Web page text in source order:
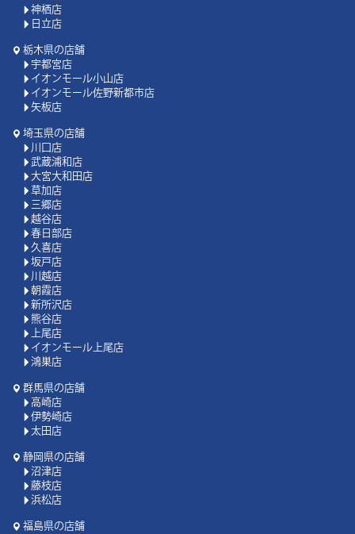
神栖店
日立店
栃木県の店舗
宇都宮店
イオンモール小山店
イオンモール佐野新都市店
矢板店
埼玉県の店舗
川口店
武蔵浦和店
大宮大和田店
草加店
三郷店
越谷店
春日部店
久喜店
坂戸店
川越店
朝霞店
新所沢店
熊谷店
上尾店
イオンモール上尾店
鴻巣店
群馬県の店舗
高崎店
伊勢崎店
太田店
静岡県の店舗
沼津店
藤枝店
浜松店
福島県の店舗